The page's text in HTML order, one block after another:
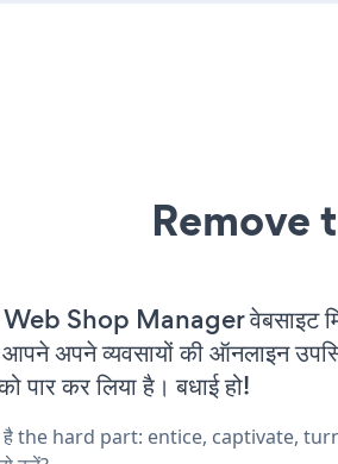
Remove
Web Shop Manager वेबसाइट
अपने व्यवसायों की ऑनलाइन
पार कर लिया है। बधाई हो!
है the hard part: entice, captivate,